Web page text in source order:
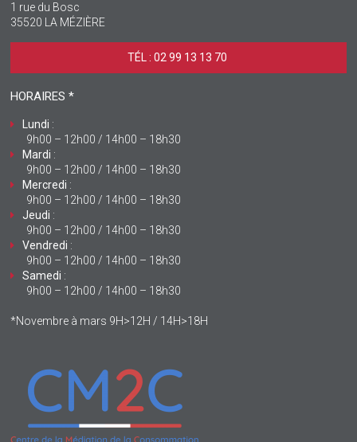
1 rue du Bosc
35520 LA MÉZIÈRE
TÉL : 02 99 13 13 70 ‎
HORAIRES *
Lundi :
9h00 – 12h00 / 14h00 – 18h30
Mardi :
9h00 – 12h00 / 14h00 – 18h30
Mercredi :
9h00 – 12h00 / 14h00 – 18h30
Jeudi :
9h00 – 12h00 / 14h00 – 18h30
Vendredi :
9h00 – 12h00 / 14h00 – 18h30
Samedi :
9h00 – 12h00 / 14h00 – 18h30
*Novembre à mars 9H>12H / 14H>18H